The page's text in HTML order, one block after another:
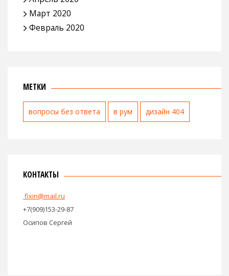
Март 2020
Февраль 2020
МЕТКИ
вопросы без ответа в рум дизайн 404
КОНТАКТЫ
fixin@mail.ru
+7(909)153-29-87
Осипов Сергей